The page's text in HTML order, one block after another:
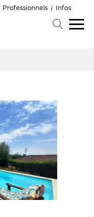
Professionnels
Infos